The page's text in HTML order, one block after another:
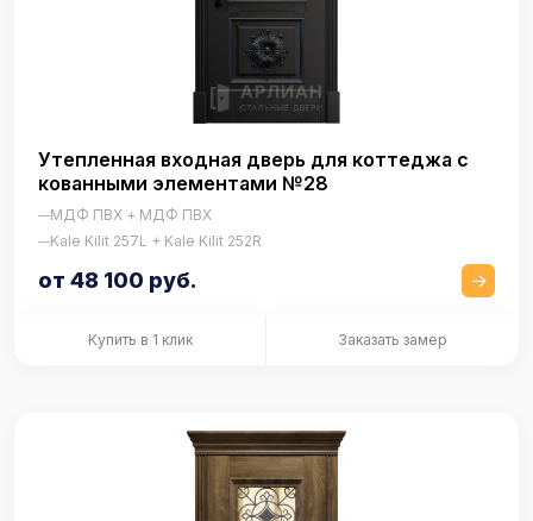
Утепленная входная дверь для коттеджа с
кованными элементами №28
МДФ ПВХ + МДФ ПВХ
Kale Kilit 257L + Kale Kilit 252R
от 48 100 руб.
Купить в 1 клик Заказать замер